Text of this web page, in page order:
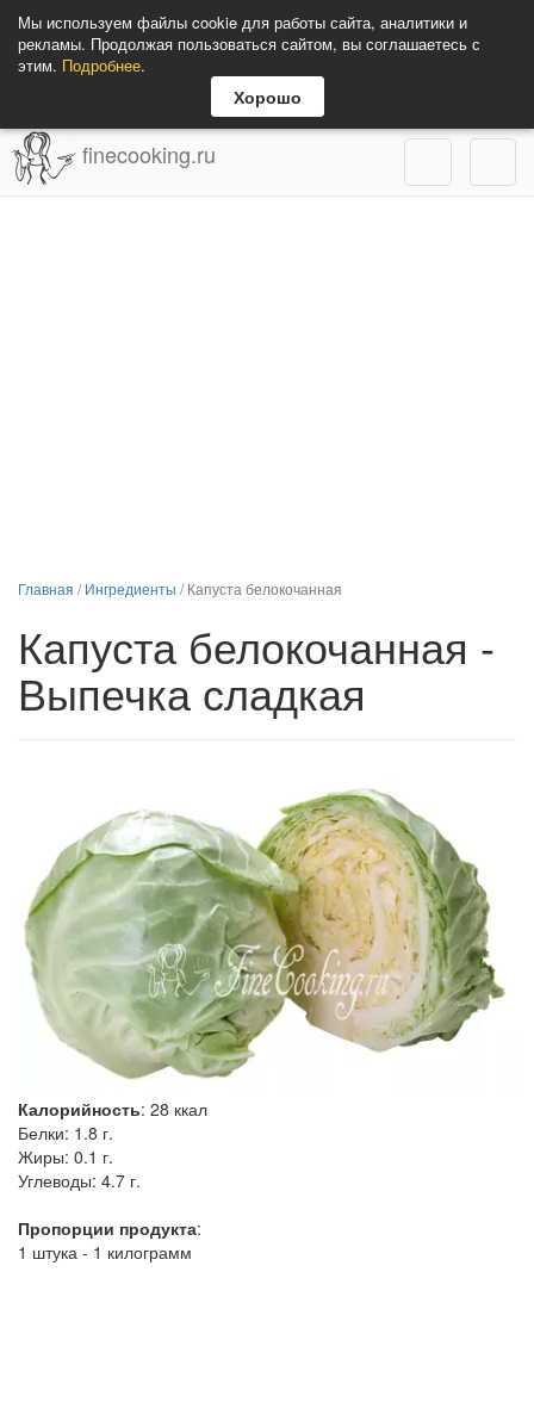
Мы используем файлы cookie для работы сайта, аналитики и
рекламы. Продолжая пользоваться сайтом, вы соглашаетесь с
этим. Подробнее.
Хорошо
finecooking.ru
Главная /Ингредиенты /Капуста белокочанная
Капуста белокочанная -
Выпечка сладкая
Калорийность: 28 ккал
Белки: 1.8 г.
Жиры: 0.1 г.
Углеводы: 4.7 г.
Пропорции продукта:
1 штука - 1 килограмм